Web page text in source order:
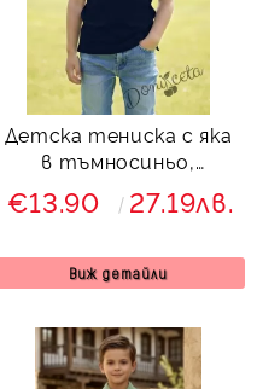
Детска тениска с яка
в тъмносиньо,
подходяща за момче
или момиче и за
€13.90 27.19лв.
Виж детайли